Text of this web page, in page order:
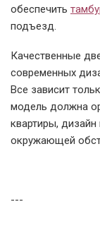
обеспечить
подъезд.
Качественные
современных
Все зависит
модель должна
квартиры,
окружающей
---